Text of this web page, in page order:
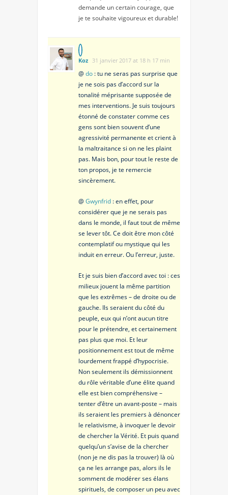
demande un certain courage, que
je te souhaite vigoureux et durable!
Koz 31 janvier 2017 at 18 h 17 min
@ do : tu ne seras pas surprise que
je ne sois pas d’accord sur la
tonalité méprisante supposée de
mes interventions. Je suis toujours
étonné de constater comme ces
gens sont bien souvent d’une
agressivité permanente et crient à
la maltraitance si on ne les plaint
pas. Mais bon, pour tout le reste de
ton propos, je te remercie
sincèrement.
@ Gwynfrid : en effet, pour
considérer que je ne serais pas
dans le monde, il faut tout de même
se lever tôt. Ce doit être mon côté
contemplatif ou mystique qui les
induit en erreur. Ou l’erreur, juste.
Et je suis bien d’accord avec toi : ces
milieux jouent la même partition
que les extrêmes – de droite ou de
gauche. Ils seraient du côté du
peuple, eux qui n’ont aucun titre
pour le prétendre, et certainement
pas plus que moi. Et leur
positionnement est tout de même
lourdement frappé d’hypocrisie.
Non seulement ils démissionnent
du rôle véritable d’une élite quand
elle est bien compréhensive –
tenter d’être un avant-poste – mais
ils seraient les premiers à dénoncer
le relativisme, à invoquer le devoir
de chercher la Vérité. Et puis quand
quelqu’un s’avise de la chercher
(non je ne dis pas la trouver) là où
ça ne les arrange pas, alors ils le
somment de modérer ses élans
spirituels, de composer un peu avec